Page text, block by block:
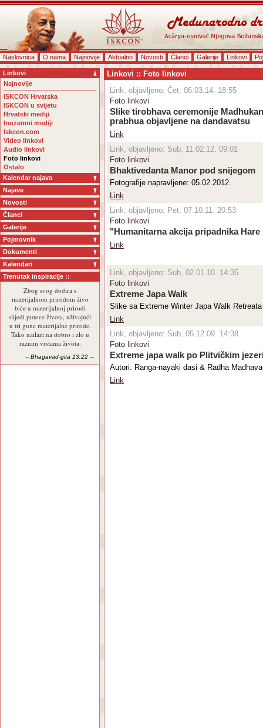
Naslovnica O nama Najnovije Aktualno Novosti Članci Galerije Linkovi
Linkovi
Najnovije
ISKCON Hrvatska
ISKCON u svijetu
Hrvatski mediji
Inozemni mediji
Iskcon.com
Video linkovi
Audio linkovi
Foto linkovi
Ostalo
Kalendar najava
Najave
Novosti
Članci
Galerije
Pojmovnik
Dokumenti
Kalendari
Trenutak inspiracije ::
Zbog svog dodira s
materijalnom prirodom živo
biće u materijalnoj prirodi
slijedi puteve života, uživajući
u tri gune materijalne prirode.
Tako nailazi na dobro i zlo u
raznim vrstama života.
-- Bhagavad-gita 13.22 --
Linkovi :: Foto linkovi
Link, objavljeno: Čet, 06.03.14. 18:55
Foto linkovi
Slike tirobhava ceremonije
prabhua objavljene na dandavatsu
Link
Link, objavljeno: Sub, 11.02.12. 09:01
Foto linkovi
Bhaktivedanta Manor pod snijegom
Fotografije napravljene: 05.02.2012.
Link
Link, objavljeno: Pet, 07.10.11. 20:53
Foto linkovi
"Humanitarna akcija pripadnika
Link
Link, objavljeno: Sub, 02.01.10. 14:35
Foto linkovi
Extreme Japa Walk
Slike sa Extreme Winter Japa Walk
Link
Link, objavljeno: Sub, 05.12.09. 14:38
Foto linkovi
Extreme japa walk po Plitvičkim
Autori: Ranga-nayaki dasi & Radha
Link